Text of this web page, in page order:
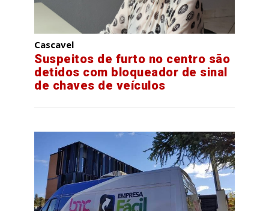
Cascavel
Suspeitos de furto no centro são
detidos com bloqueador de sinal
de chaves de veículos